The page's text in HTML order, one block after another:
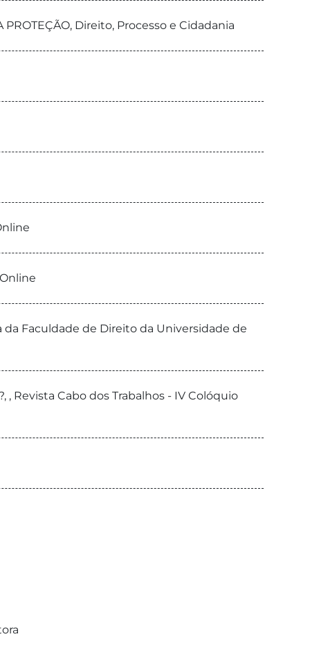
PROTEÇÃO, Direito, Processo e Cidadania
da Faculdade de Direito da Universidade de
Revista Cabo dos Trabalhos - IV Colóquio